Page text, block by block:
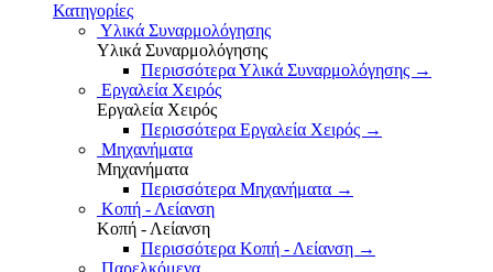
Κατηγορίες
Υλικά Συναρμολόγησης
Υλικά Συναρμολόγησης
Περισσότερα Υλικά Συναρμολόγησης →
Εργαλεία Χειρός
Εργαλεία Χειρός
Περισσότερα Εργαλεία Χειρός →
Μηχανήματα
Μηχανήματα
Περισσότερα Μηχανήματα →
Κοπή - Λείανση
Κοπή - Λείανση
Περισσότερα Κοπή - Λείανση →
Παρελκόμενα